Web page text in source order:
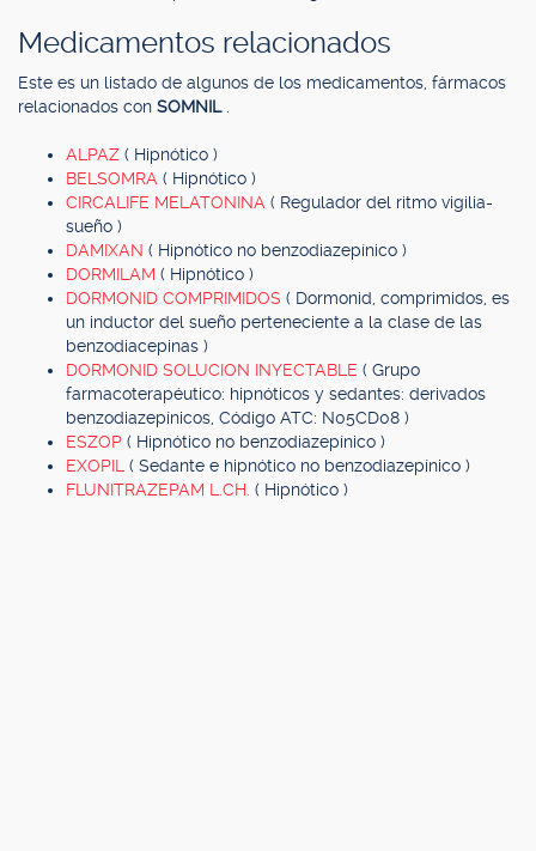
Medicamentos relacionados
Este es un listado de algunos de los medicamentos, fármacos
relacionados con SOMNIL
ALPAZ ( Hipnótico )
BELSOMRA ( Hipnótico )
CIRCALIFE MELATONINA ( Regulador del ritmo vigilia-
sueño )
DAMIXAN ( Hipnótico no benzodiazepínico )
DORMILAM ( Hipnótico )
DORMONID COMPRIMIDOS ( Dormonid, comprimidos, es
un inductor del sueño perteneciente a la clase de las
benzodiacepinas )
DORMONID SOLUCION INYECTABLE ( Grupo
farmacoterapéutico: hipnóticos y sedantes: derivados
benzodiazepínicos, Código ATC: N05CD08 )
ESZOP ( Hipnótico no benzodiazepínico )
EXOPIL ( Sedante e hipnótico no benzodiazepínico )
FLUNITRAZEPAM L.CH. ( Hipnótico )